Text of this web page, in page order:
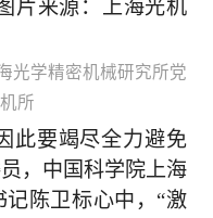
光学精密机械研究所党
所
此要竭尽全力避免
，中国科学院上海
陈卫标心中，“激